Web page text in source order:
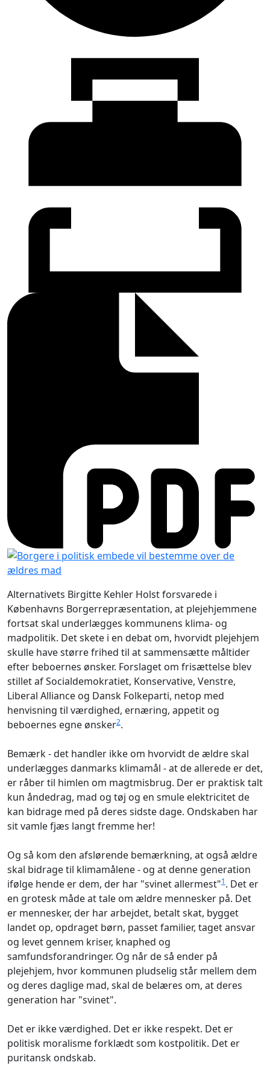
Alternativets Birgitte Kehler Holst forsvarede i
Københavns Borgerrepræsentation, at plejehjemmene
fortsat skal underlægges kommunens klima- og
madpolitik. Det skete i en debat om, hvorvidt plejehjem
skulle have større frihed til at sammensætte måltider
efter beboernes ønsker. Forslaget om frisættelse blev
stillet af Socialdemokratiet, Konservative, Venstre,
Liberal Alliance og Dansk Folkeparti, netop med
henvisning til værdighed, ernæring, appetit og
beboernes egne ønsker2.
Bemærk - det handler ikke om hvorvidt de ældre skal
underlægges danmarks klimamål - at de allerede er det,
er råber til himlen om magtmisbrug. Der er praktisk talt
kun åndedrag, mad og tøj og en smule elektricitet de
kan bidrage med på deres sidste dage. Ondskaben har
sit vamle fjæs langt fremme her!
Og så kom den afslørende bemærkning, at også ældre
skal bidrage til klimamålene - og at denne generation
ifølge hende er dem, der har "svinet allermest"1. Det er
en grotesk måde at tale om ældre mennesker på. Det
er mennesker, der har arbejdet, betalt skat, bygget
landet op, opdraget børn, passet familier, taget ansvar
og levet gennem kriser, knaphed og
samfundsforandringer. Og når de så ender på
plejehjem, hvor kommunen pludselig står mellem dem
og deres daglige mad, skal de belæres om, at deres
generation har "svinet".
Det er ikke værdighed. Det er ikke respekt. Det er
politisk moralisme forklædt som kostpolitik. Det er
puritansk ondskab.